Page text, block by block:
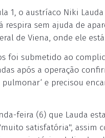
1, o austríaco Niki
respira sem ajuda de
de Viena, onde ele
foi submetido ao
após a operação
pulmonar‘ e precisou
feira (6) que Lauda
satisfatória", assim